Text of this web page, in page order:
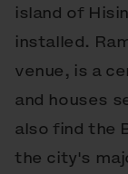
island of
installed.
venue, is a
and houses
also find the
the city's